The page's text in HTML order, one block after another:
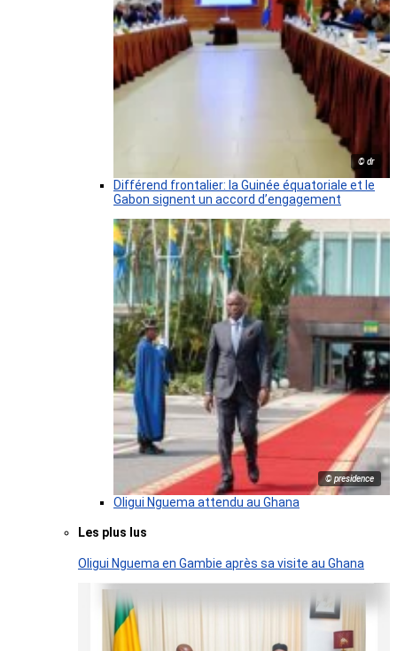
© dr
Différend frontalier: la Guinée équatoriale et le
Gabon signent un accord d’engagement
© presidence
Oligui Nguema attendu au Ghana
Les plus lus
Oligui Nguema en Gambie après sa visite au Ghana